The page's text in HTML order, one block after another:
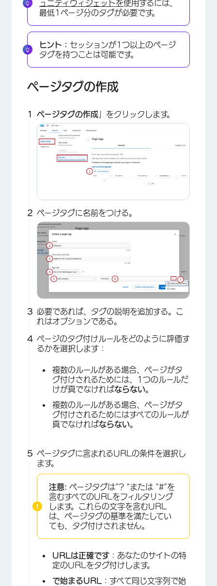
×
ュニティウィジェットを使用するには、
最低1ページ分のタグが必要です。
ヒント： セッションが1つ以上のページ
タグを持つことは可能です。
ページタグの作成
ページタグの作成 」をクリックします。
×
ページタグに名前をつける。
必要であれば、タグの説明を追加する。こ
れはオプションである。
ページのタグ付けルールをどのように評価す
るかを選択します：
複数のルールがある場合、ページがタ
グ付けされるためには、1つのルールだ
けが真でなければならない。
複数のルールがある場合、ページがタ
グ付けされるためにはすべてのルールが
真でなければならない。
ページタグに含まれるURLの条件を選択し
ます。
注意: ページタグは”? “または “#”を
含むすべてのURLをフィルタリング
します。これらの文字を含むURL
は、ページタグの基準を満たしてい
ても、タグ付けされません。
URLは正確です ：あなたのサイトの特
定のURLをタグ付けします。
で始まるURL
：すべて同じ文字列で始